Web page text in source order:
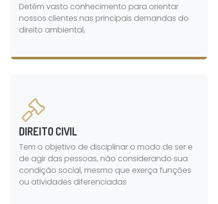
Detém vasto conhecimento para orientar
nossos clientes nas principais demandas do
direito ambiental,
DIREITO CIVIL
Tem o objetivo de disciplinar o modo de ser e
de agir das pessoas, não considerando sua
condição social, mesmo que exerça funções
ou atividades diferenciadas